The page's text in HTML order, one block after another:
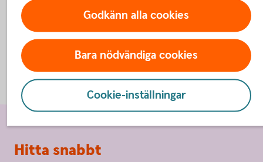
Godkänn alla cookies
Bara nödvändiga cookies
Cookie-inställningar
Sidfot
Hitta snabbt